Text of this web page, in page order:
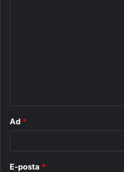
Ad *
E-posta *